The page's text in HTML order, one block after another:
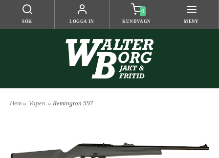
SÖK LOGGA IN
0
KUNDVAGN MENY
Hem » Vapen » Remington 597